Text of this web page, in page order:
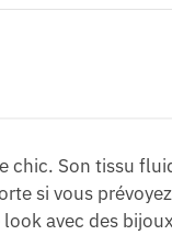
chic. Son tissu
si vous
avec des